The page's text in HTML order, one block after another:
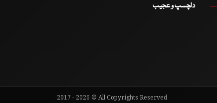
دلچسپ و عجیب
2017 - 2026 © All Copyrights Reserved